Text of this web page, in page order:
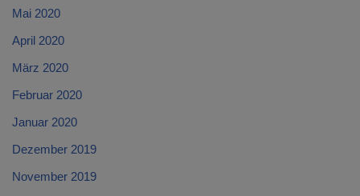
Mai 2020
April 2020
März 2020
Februar 2020
Januar 2020
Dezember 2019
November 2019